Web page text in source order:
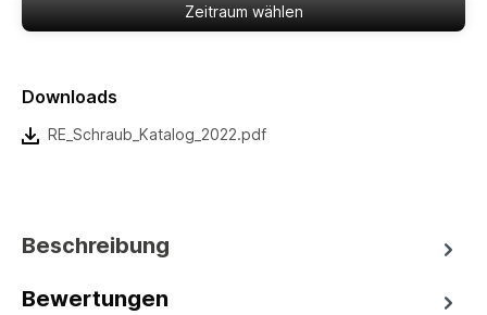
Zeitraum wählen
Downloads
RE_Schraub_Katalog_2022.pdf
Beschreibung
Bewertungen